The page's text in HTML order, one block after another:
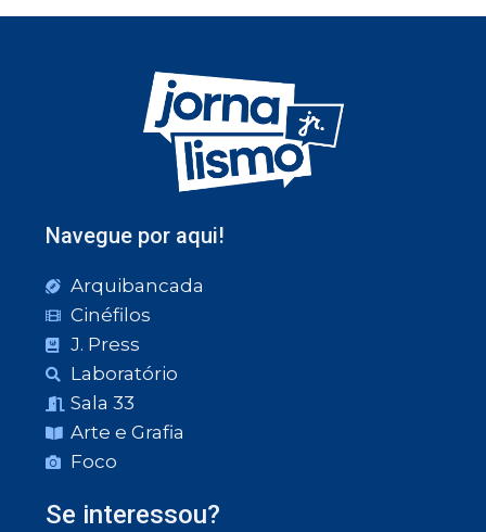
Navegue por aqui!
Arquibancada
Cinéfilos
J. Press
Laboratório
Sala 33
Arte e Grafia
Foco
Se interessou?